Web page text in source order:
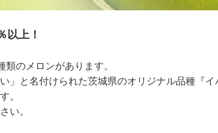
以上！
のメロンがあります。
」と名付けられた茨城県のオリジナル品種『
。
い。